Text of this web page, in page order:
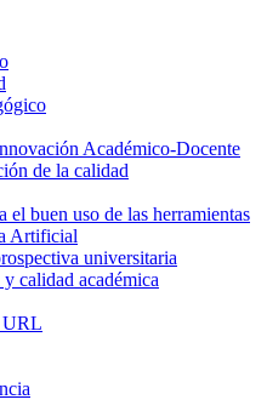
Académico-Docente
de la calidad
el buen uso de las herramientas
Artificial
universitaria
calidad académica
URL